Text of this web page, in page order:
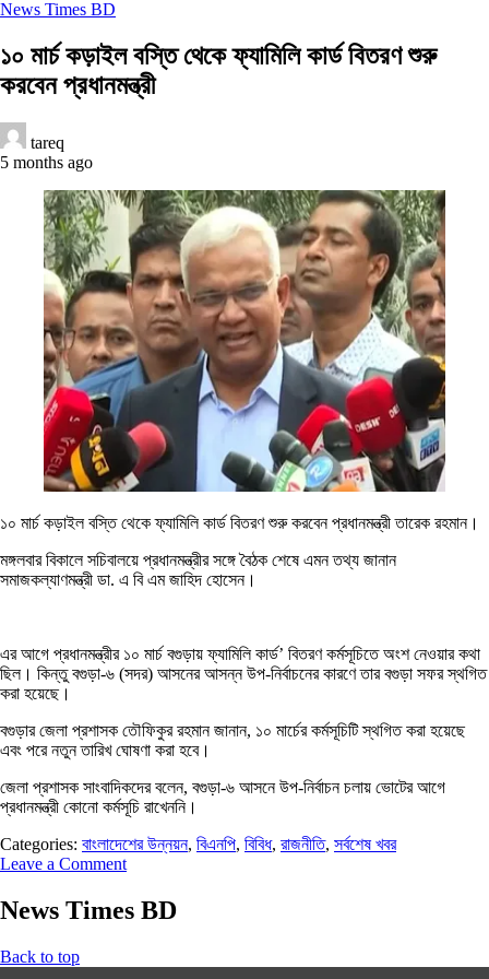
News Times BD
১০ মার্চ কড়াইল বস্তি থেকে ফ্যামিলি কার্ড বিতরণ শুরু
করবেন প্রধানমন্ত্রী
tareq
5 months ago
১০ মার্চ কড়াইল বস্তি থেকে ফ্যামিলি কার্ড বিতরণ শুরু করবেন প্রধানমন্ত্রী তারেক রহমান।
মঙ্গলবার বিকালে সচিবালয়ে প্রধানমন্ত্রীর সঙ্গে বৈঠক শেষে এমন তথ্য জানান
সমাজকল্যাণমন্ত্রী ডা. এ বি এম জাহিদ হোসেন।
এর আগে প্রধানমন্ত্রীর ১০ মার্চ বগুড়ায় ফ্যামিলি কার্ড’ বিতরণ কর্মসূচিতে অংশ নেওয়ার কথা
ছিল। কিন্তু বগুড়া-৬ (সদর) আসনের আসন্ন উপ-নির্বাচনের কারণে তার বগুড়া সফর স্থগিত
করা হয়েছে।
বগুড়ার জেলা প্রশাসক তৌফিকুর রহমান জানান, ১০ মার্চের কর্মসূচিটি স্থগিত করা হয়েছে
এবং পরে নতুন তারিখ ঘোষণা করা হবে।
জেলা প্রশাসক সাংবাদিকদের বলেন, বগুড়া-৬ আসনে উপ-নির্বাচন চলায় ভোটের আগে
প্রধানমন্ত্রী কোনো কর্মসূচি রাখেননি।
Categories: বাংলাদেশের উন্নয়ন, বিএনপি, বিবিধ, রাজনীতি, সর্বশেষ খবর
Leave a Comment
News Times BD
Back to top